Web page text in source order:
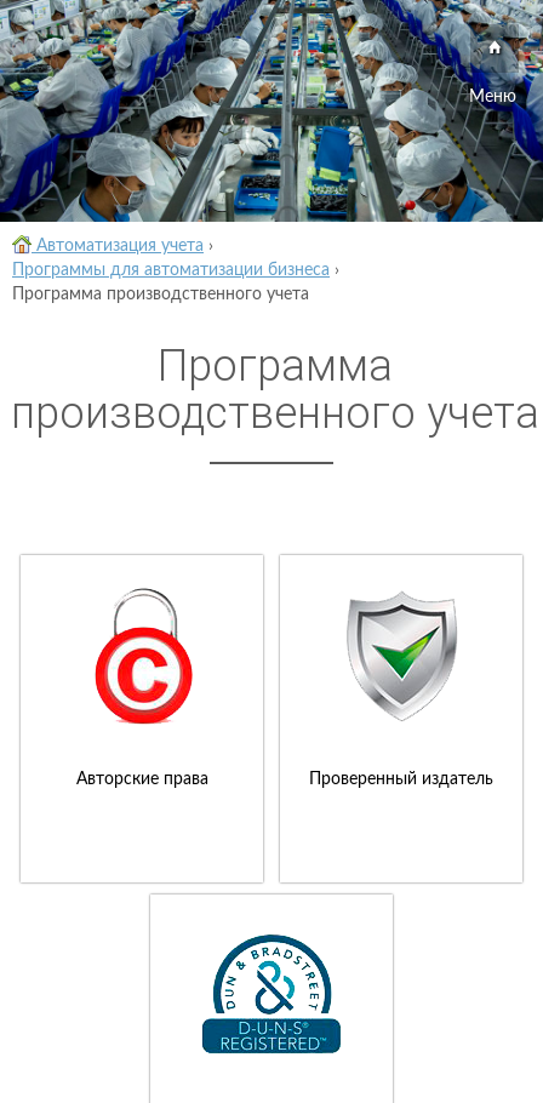
Меню
Автоматизация учета ›
Программы для автоматизации бизнеса ›
Программа производственного учета
Программа
производственного учета
Авторские права Проверенный издатель